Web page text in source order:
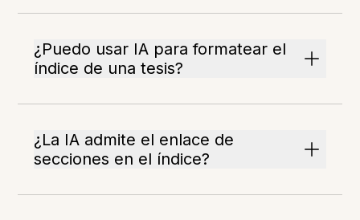
¿Puedo usar IA para formatear el
índice de una tesis?
¿La IA admite el enlace de
secciones en el índice?